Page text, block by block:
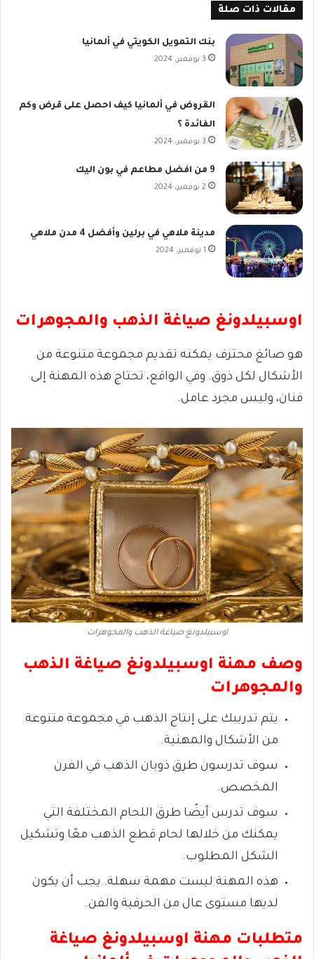
مقالات ذات صلة
بنك التمويل الكويتي في ألمانيا
3 نوفمبر، 2024
القروض في ألمانيا كيف احصل على قرض وكم
الفائدة ؟
3 نوفمبر، 2024
9 من افضل مطاعم في بون اليك
2 نوفمبر، 2024
مدينة ملاهي في برلين وأفضل 4 مدن ملاهي
1 نوفمبر، 2024
اوسبيلدونغ صياغة الذهب والمجوهرات
هو صائغ محترف يمكنه تقديم مجموعة متنوعة من
الأشكال لكل ذوق. وفي الواقع، تحتاج هذه المهنة إلى
فنان، وليس مجرد عامل.
اوسبيلدونغ صياغة الذهب والمجوهرات
وصف مهنة اوسبيلدونغ صياغة الذهب
والمجوهرات
يتم تدريبك على إنتاج الذهب في مجموعة متنوعة
من الأشكال والمهنية.
سوف تدرسون طرق ذوبان الذهب في الفرن
المخصص.
سوف تدرس أيضًا طرق اللحام المختلفة التي
يمكنك من خلالها لحام قطع الذهب معًا وتشكيل
الشكل المطلوب.
هذه المهنة ليست مهمة سهلة. يجب أن يكون
لديها مستوى عال من الحرفية والفن.
متطلبات مهنة اوسبيلدونغ صياغة